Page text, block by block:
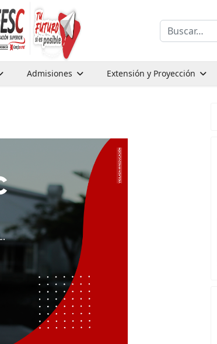
Buscar
Admisiones Extensión y Proyección